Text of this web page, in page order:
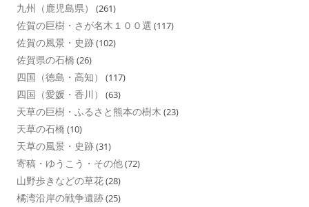
九州（鹿児島県） (261)
佐賀の巨樹・さが名木１００選 (117)
佐賀の風景・史跡(102)
佐賀県の石橋 (26)
四国（徳島・高知） (117)
四国（愛媛・香川） (63)
天草の巨樹・ふるさと熊本の樹木 (23)
天草の石橋 (10)
天草の風景・史跡(31)
寄稿・ゆうこう・その他(72)
山野歩きなどの草花(28)
橘湾沿岸の戦争遺跡(25)